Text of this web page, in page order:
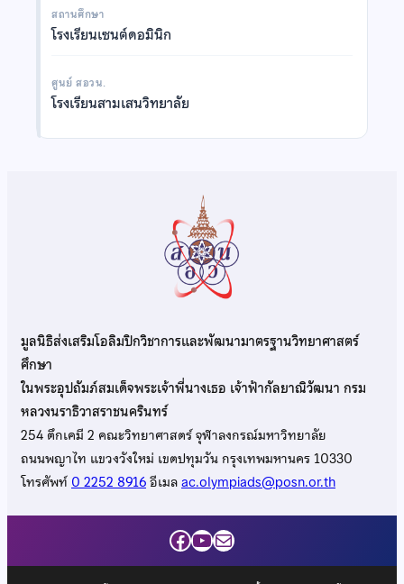
สถานศึกษา
โรงเรียนเซนต์ดอมินิก
ศูนย์ สอวน.
โรงเรียนสามเสนวิทยาลัย
มูลนิธิส่งเสริมโอลิมปิกวิชาการและพัฒนามาตรฐานวิทยาศาสตร์
ศึกษา
ในพระอุปถัมภ์สมเด็จพระเจ้าพี่นางเธอ เจ้าฟ้ากัลยาณิวัฒนา กรม
หลวงนราธิวาสราชนครินทร์
254 ตึกเคมี 2 คณะวิทยาศาสตร์ จุฬาลงกรณ์มหาวิทยาลัย
ถนนพญาไท แขวงวังใหม่ เขตปทุมวัน กรุงเทพมหานคร 10330
โทรศัพท์0 2252 8916อีเมลac.olympiads@posn.or.th
Facebook
YouTube
Mail